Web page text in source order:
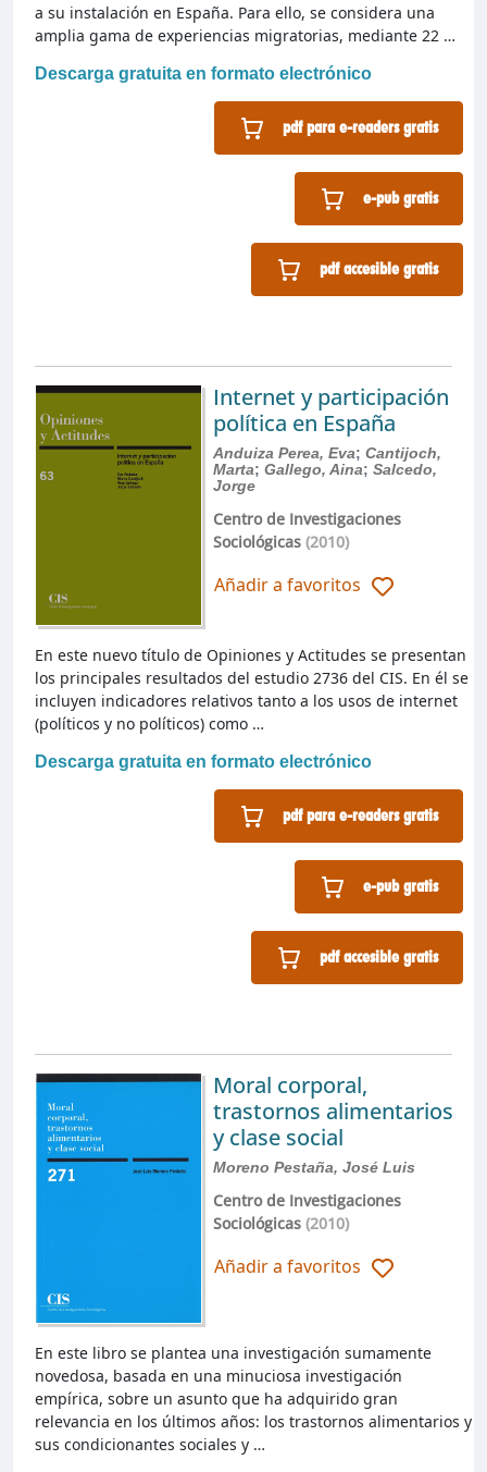
Descarga gratuita en formato electrónico
pdf para e-readers gratis
e-pub gratis
pdf accesible gratis
a su instalación en España. Para ello, se considera una
amplia gama de experiencias migratorias, mediante 22 …
Internet y participación
política en España
Anduiza Perea, Eva; Cantijoch,
Marta; Gallego, Aina; Salcedo,
Jorge
Centro de Investigaciones
Sociológicas(2010)
Añadir a favoritos
Descarga gratuita en formato electrónico
pdf para e-readers gratis
e-pub gratis
pdf accesible gratis
En este nuevo título de Opiniones y Actitudes se presentan
los principales resultados del estudio 2736 del CIS. En él se
incluyen indicadores relativos tanto a los usos de internet
(políticos y no políticos) como …
Moral corporal,
trastornos alimentarios
y clase social
Moreno Pestaña, José Luis
Centro de Investigaciones
Sociológicas(2010)
Añadir a favoritos
En este libro se plantea una investigación sumamente
novedosa, basada en una minuciosa investigación
empírica, sobre un asunto que ha adquirido gran
relevancia en los últimos años: los trastornos alimentarios y
sus condicionantes sociales y …